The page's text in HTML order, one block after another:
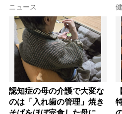
ニュース
意
認知症の母の介護で大変な
のは「入れ歯の管理」焼き